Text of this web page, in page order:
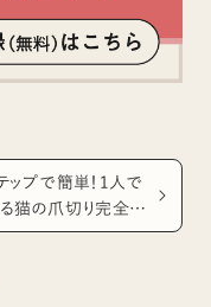
ップで簡単！1人で
猫の爪切り完全ガ
初心者向け】